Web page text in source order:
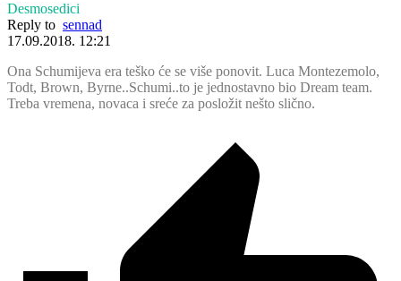
Desmosedici
Reply to sennad
17.09.2018. 12:21
Ona Schumijeva era teško će se više ponovit. Luca Montezemolo,
Todt, Brown, Byrne..Schumi..to je jednostavno bio Dream team.
Treba vremena, novaca i sreće za posložit nešto slično.